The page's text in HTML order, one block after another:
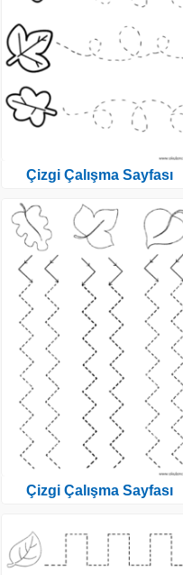
Çizgi Çalışma Sayfası
Çizgi Çalışma Sayfası